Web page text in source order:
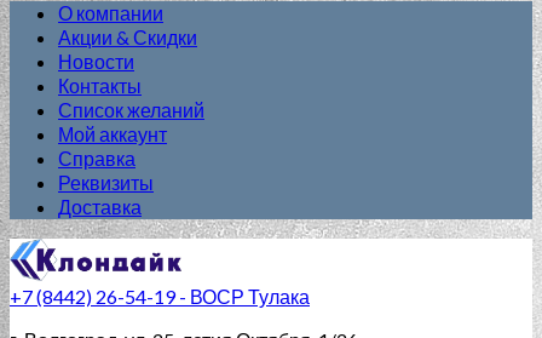
О компании
Акции & Скидки
Новости
Контакты
Список желаний
Мой аккаунт
Справка
Реквизиты
Доставка
+7 (8442) 26-54-19 - ВОСР Тулака